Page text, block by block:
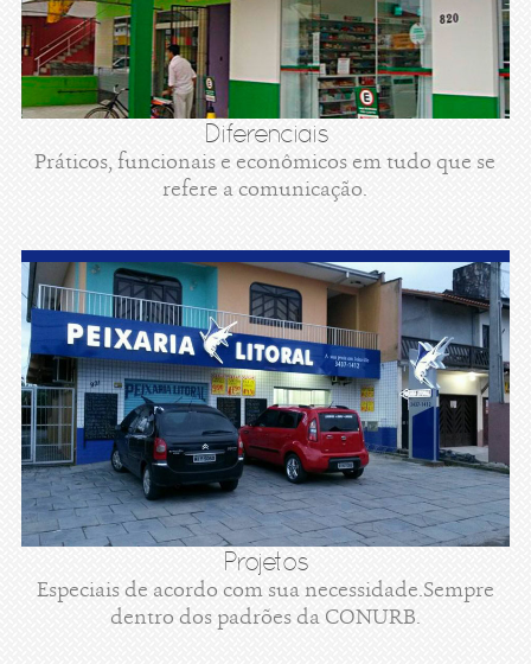
Diferenciais
Práticos, funcionais e econômicos em tudo que se
refere a comunicação.
Projetos
Especiais de acordo com sua necessidade.Sempre
dentro dos padrões da CONURB.